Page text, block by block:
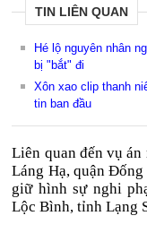
TIN LIÊN QUAN
Hé lộ nguyên nhân
bị "bắt" đi
Xôn xao clip thanh
tin ban đầu
Liên quan đến vụ
Láng Hạ, quận
giữ hình sự nghi
Lộc Bình, tỉnh Lạng